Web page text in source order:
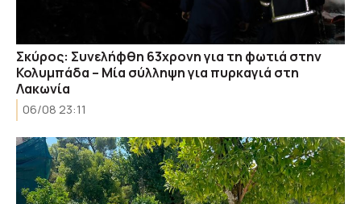
Σκύρος: Συνελήφθη 63χρονη για τη φωτιά στην
Κολυμπάδα – Μία σύλληψη για πυρκαγιά στη
Λακωνία
06/08 23:11